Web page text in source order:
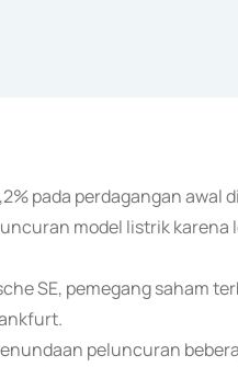
pada perdagangan awal
model listrik
SE, pemegang saham
peluncuran